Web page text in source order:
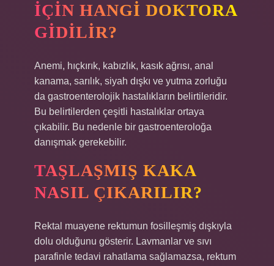
IÇIN HANGI DOKTORA
GIDILIR?
Anemi, hıçkırık, kabızlık, kasık ağrısı, anal
kanama, sarılık, siyah dışkı ve yutma zorluğu
da gastroenterolojik hastalıkların belirtileridir.
Bu belirtilerden çeşitli hastalıklar ortaya
çıkabilir. Bu nedenle bir gastroenteroloğa
danışmak gerekebilir.
TAŞLAŞMIŞ KAKA
NASIL ÇIKARILIR?
Rektal muayene rektumun fosilleşmiş dışkıyla
dolu olduğunu gösterir. Lavmanlar ve sıvı
parafinle tedavi rahatlama sağlamazsa, rektum